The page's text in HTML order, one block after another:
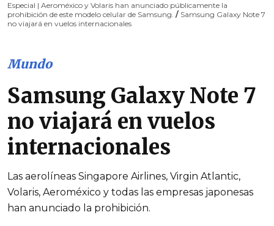
Especial | Aeroméxico y Volaris han anunciado públicamente la
prohibición de este modelo celular de Samsung. / Samsung Galaxy Note 7
no viajará en vuelos internacionales
Mundo
Samsung Galaxy Note 7
no viajará en vuelos
internacionales
Las aerolíneas Singapore Airlines, Virgin Atlantic,
Volaris, Aeroméxico y todas las empresas japonesas
han anunciado la prohibición.